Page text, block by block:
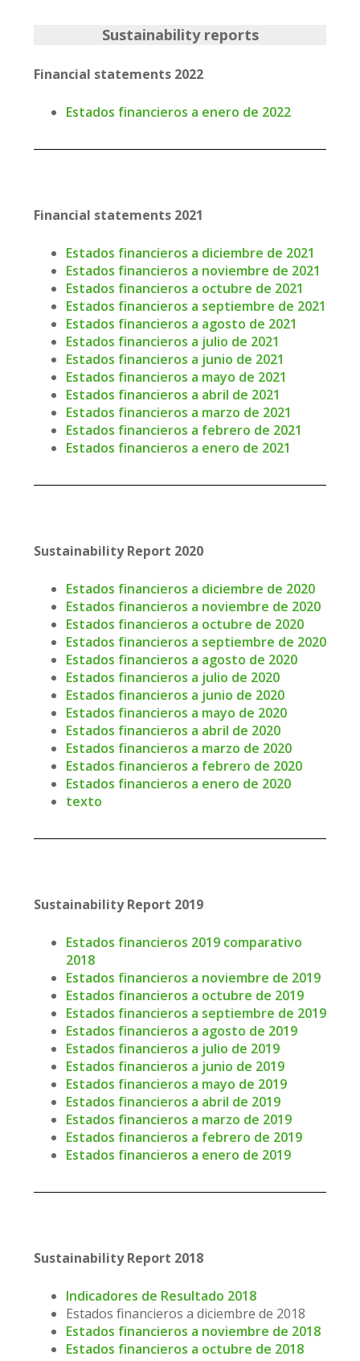
Sustainability reports
Financial statements 2022
Estados financieros a enero de 2022
Financial statements 2021
Estados financieros a diciembre de 2021
Estados financieros a noviembre de 2021
Estados financieros a octubre de 2021
Estados financieros a septiembre de 2021
Estados financieros a agosto de 2021
Estados financieros a julio de 2021
Estados financieros a junio de 2021
Estados financieros a mayo de 2021
Estados financieros a abril de 2021
Estados financieros a marzo de 2021
Estados financieros a febrero de 2021
Estados financieros a enero de 2021
Sustainability Report 2020
Estados financieros a diciembre de 2020
Estados financieros a noviembre de 2020
Estados financieros a octubre de 2020
Estados financieros a septiembre de 2020
Estados financieros a agosto de 2020
Estados financieros a julio de 2020
Estados financieros a junio de 2020
Estados financieros a mayo de 2020
Estados financieros a abril de 2020
Estados financieros a marzo de 2020
Estados financieros a febrero de 2020
Estados financieros a enero de 2020
texto
Sustainability Report 2019
Estados financieros 2019 comparativo
2018
Estados financieros a noviembre de 2019
Estados financieros a octubre de 2019
Estados financieros a septiembre de 2019
Estados financieros a agosto de 2019
Estados financieros a julio de 2019
Estados financieros a junio de 2019
Estados financieros a mayo de 2019
Estados financieros a abril de 2019
Estados financieros a marzo de 2019
Estados financieros a febrero de 2019
Estados financieros a enero de 2019
Sustainability Report 2018
Indicadores de Resultado 2018
Estados financieros a diciembre de 2018
Estados financieros a noviembre de 2018
Estados financieros a octubre de 2018